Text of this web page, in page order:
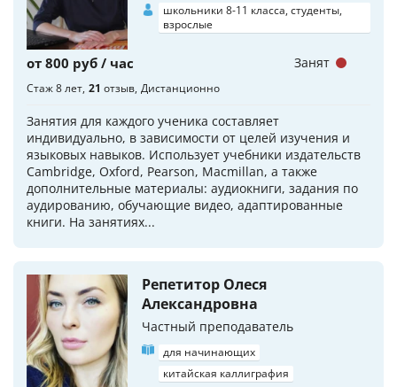
школьники 8-11 класса, студенты,
взрослые
от 800 руб / час
Стаж 8 лет 21 отзыв Дистанционно
Занятия для каждого ученика составляет
индивидуально, в зависимости от целей изучения и
языковых навыков. Использует учебники издательств
Cambridge, Oxford, Pearson, Macmillan, а также
дополнительные материалы: аудиокниги, задания по
аудированию, обучающие видео, адаптированные
книги. На занятиях...
Занят
Репетитор Олеся
Александровна
Частный преподаватель
для начинающих
китайская каллиграфия